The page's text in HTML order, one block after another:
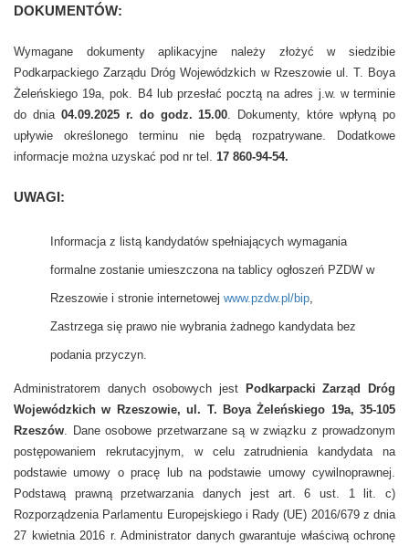
DOKUMENTÓW:
Wymagane dokumenty aplikacyjne należy złożyć w siedzibie
Podkarpackiego Zarządu Dróg Wojewódzkich w Rzeszowie ul. T. Boya
Żeleńskiego 19a, pok. B4 lub przesłać pocztą na adres j.w. w terminie
do dnia 04.09.2025 r. do godz. 15.00. Dokumenty, które wpłyną po
upływie określonego terminu nie będą rozpatrywane. Dodatkowe
informacje można uzyskać pod nr tel. 17 860-94-54.
UWAGI:
Informacja z listą kandydatów spełniających wymagania
formalne zostanie umieszczona na tablicy ogłoszeń PZDW w
Rzeszowie i stronie internetowej www.pzdw.pl/bip,
Zastrzega się prawo nie wybrania żadnego kandydata bez
podania przyczyn.
Administratorem danych osobowych jest
Podkarpacki Zarząd Dróg
Wojewódzkich w Rzeszowie,ul. T. Boya Żeleńskiego 19a, 35-105
Rzeszów. Dane osobowe przetwarzane są w związku z prowadzonym
postępowaniem rekrutacyjnym, w celu zatrudnienia kandydata na
podstawie umowy o pracę lub na podstawie umowy cywilnoprawnej.
Podstawą prawną przetwarzania danych jest art. 6 ust. 1 lit. c)
Rozporządzenia Parlamentu Europejskiego i Rady (UE) 2016/679 z dnia
27 kwietnia 2016 r. Administrator danych gwarantuje właściwą ochronę